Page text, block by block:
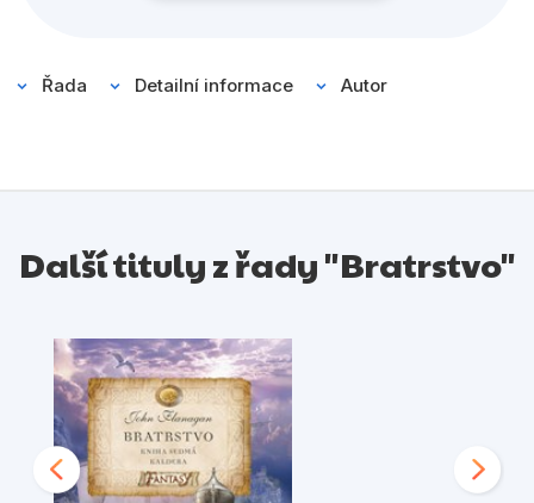
Řada Detailní informace Autor
Další tituly z řady "Bratrstvo"